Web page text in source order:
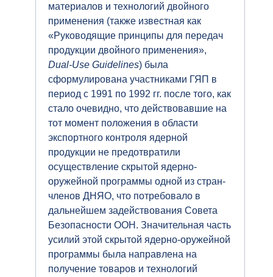
материалов и технологий двойного
применения (также известная как
«Руководящие принципы для передач
продукции двойного применения»,
Dual-Use Guidelines) была
сформулирована участниками ГЯП в
период с 1991 по 1992 гг. после того, как
стало очевидно, что действовавшие на
тот момент положения в области
экспортного контроля ядерной
продукции не предотвратили
осуществление скрытой ядерно-
оружейной программы одной из стран-
членов ДНЯО, что потребовало в
дальнейшем задействования Совета
Безопасности ООН. Значительная часть
усилий этой скрытой ядерно-оружейной
программы была направлена на
получение товаров и технологий